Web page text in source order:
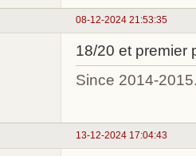
08-12-2024 21:53:35
18/20 et premier
Since 2014-
13-12-2024 17:04:43